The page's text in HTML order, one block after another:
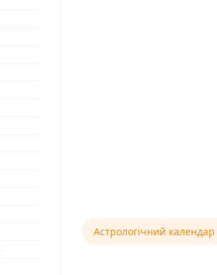
Астрологічний календар